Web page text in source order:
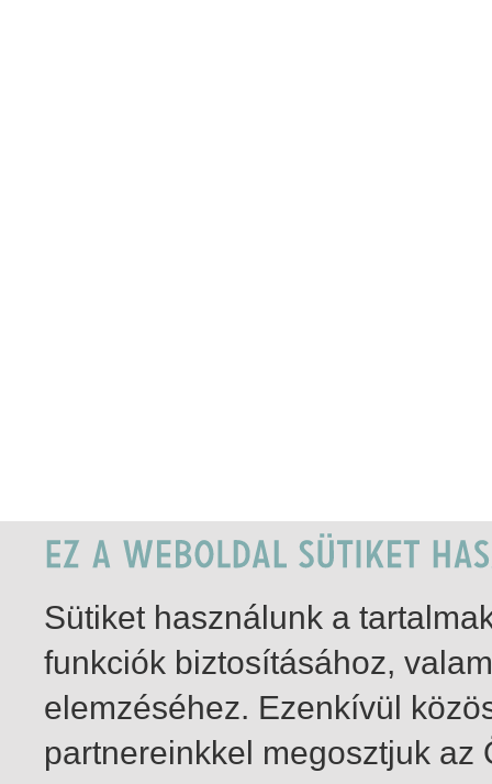
Sütiket használunk a
funkciók biztosításához,
elemzéséhez. Ezenkívül
partnereinkkel megosztjuk